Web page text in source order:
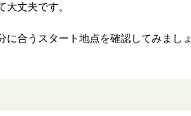
丈夫です。
合うスタート地点を確認してみましょ